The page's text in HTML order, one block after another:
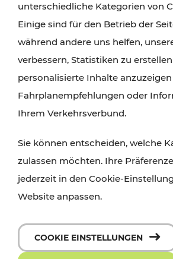
Radtouren oder purer
Attraktionen sind mit den Ticket-
Angeboten des VOR gut und
unterschiedliche Kategorien von
Einige sind für den Betrieb der
während andere uns helfen,
verbessern, Statistiken zu
personalisierte Inhalte anzuzeigen
Fahrplanempfehlungen oder
Ihrem Verkehrsverbund.
Sie können entscheiden, welche
zulassen möchten. Ihre
jederzeit in den Cookie-
Website anpassen.
COOKIE EINSTELLUNGEN